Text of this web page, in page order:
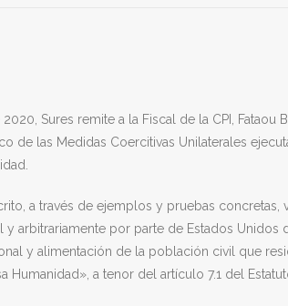
Sures remite a la Fiscal de la CPI,
de las Medidas Coercitivas Unilaterales
a través de ejemplos y pruebas
y arbitrariamente por parte de Estados
y alimentación de la población civil que
Humanidad», a tenor del artículo 7.1 del